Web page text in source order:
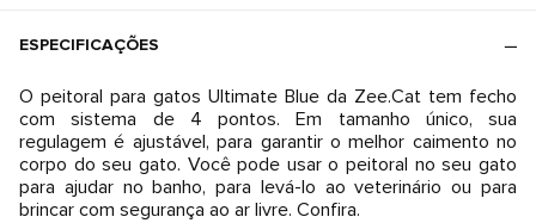
ESPECIFICAÇÕES
O peitoral para gatos Ultimate Blue da Zee.Cat tem fecho
com sistema de 4 pontos. Em tamanho único, sua
regulagem é ajustável, para garantir o melhor caimento no
corpo do seu gato. Você pode usar o peitoral no seu gato
para ajudar no banho, para levá-lo ao veterinário ou para
brincar com segurança ao ar livre. Confira.